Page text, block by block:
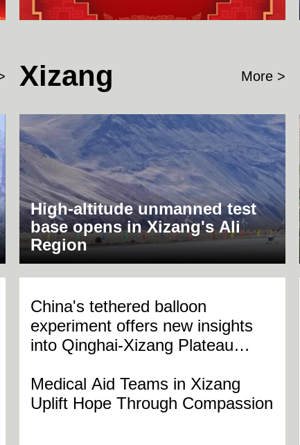
Xizang More >
High-altitude unmanned test
base opens in Xizang's Ali
Region
China's tethered balloon
experiment offers new insights
into Qinghai-Xizang Plateau
Medical Aid Teams in Xizang
Uplift Hope Through Compassion